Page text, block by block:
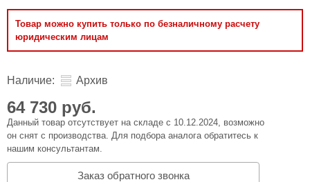
Товар можно купить только по безналичному расчету
юридическим лицам
Наличие: Архив
64 730 руб.
Данный товар отсутствует на складе с 10.12.2024, возможно
он снят с производства. Для подбора аналога обратитесь к
нашим консультантам.
Заказ обратного звонка